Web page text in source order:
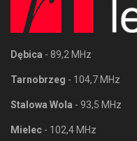
Dębica - 89,2 MHz
Tarnobrzeg - 104,7 MHz
Stalowa Wola - 93,5 MHz
Mielec - 102,4 MHz